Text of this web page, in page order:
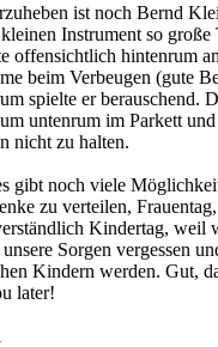
ist noch Bernd
Instrument so große
offensichtlich hintenrum
beim Verbeugen (gute
spielte er berauschend.
untenrum im Parkett
nicht zu halten.
gibt noch viele
zu verteilen,
Kindertag, weil
Sorgen vergessen
Kindern werden. Gut,
later!